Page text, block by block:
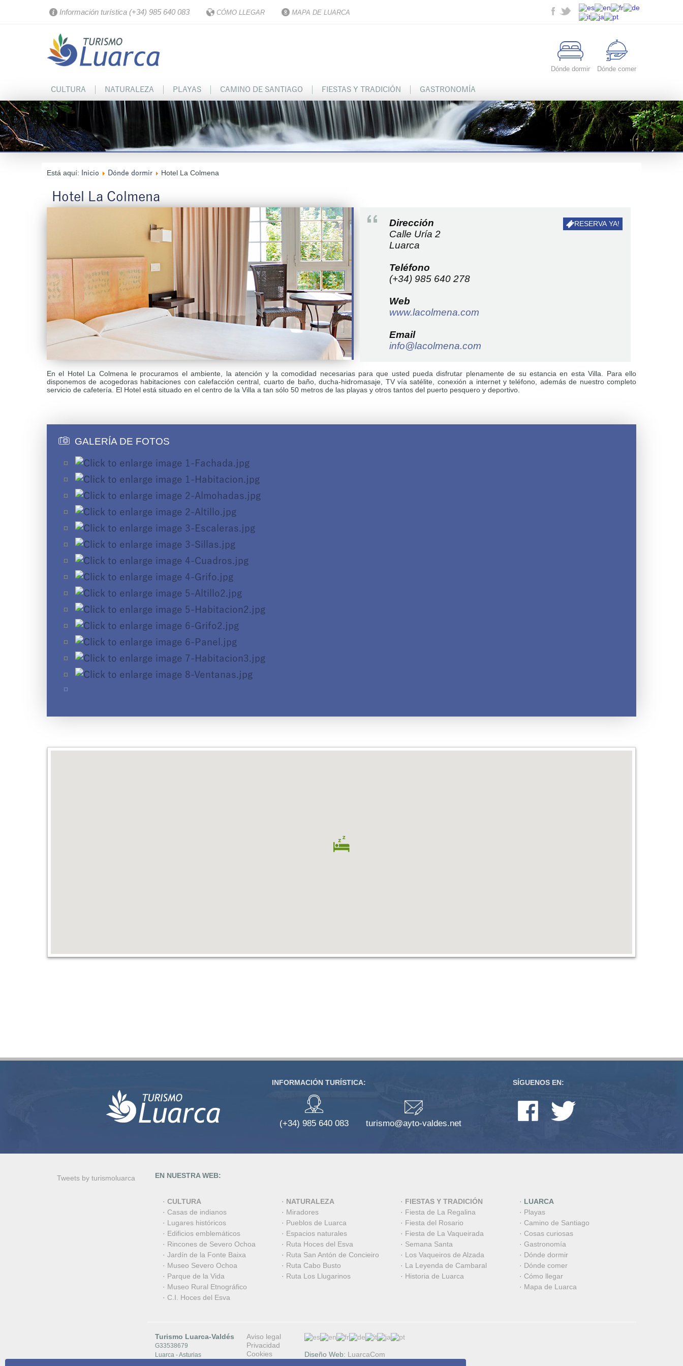
Información turística (+34) 985 640 083 CÓMO LLEGAR MAPA DE LUARCA
Dónde dormir Dónde comer
CULTURA NATURALEZA PLAYAS CAMINO DE SANTIAGO FIESTAS Y TRADICIÓN GASTRONOMÍA
Está aquí: Inicio Dónde dormir Hotel La Colmena
Hotel La Colmena
RESERVA YA!
Dirección
Calle Uría 2
Luarca
Teléfono
(+34) 985 640 278
Web
www.lacolmena.com
Email
info@lacolmena.com
En el Hotel La Colmena le procuramos el ambiente, la atención y la comodidad necesarias para que usted pueda disfrutar plenamente de su estancia en esta Villa. Para ello
disponemos de acogedoras habitaciones con calefacción central, cuarto de baño, ducha-hidromasaje, TV vía satélite, conexión a internet y teléfono, además de nuestro completo
servicio de cafetería. El Hotel está situado en el centro de la Villa a tan sólo 50 metros de las playas y otros tantos del puerto pesquero y deportivo.
GALERÍA DE FOTOS
INFORMACIÓN TURÍSTICA:
(+34) 985 640 083 turismo@ayto-valdes.net
SÍGUENOS EN:
Tweets by turismoluarca EN NUESTRA WEB:
· CULTURA
· Casas de indianos
· Lugares históricos
· Edificios emblemáticos
· Rincones de Severo Ochoa
· Jardín de la Fonte Baixa
· Museo Severo Ochoa
· Parque de la Vida
· Museo Rural Etnográfico
· C.I. Hoces del Esva
· NATURALEZA
· Miradores
· Pueblos de Luarca
· Espacios naturales
· Ruta Hoces del Esva
· Ruta San Antón de Concieiro
· Ruta Cabo Busto
· Ruta Los Llugarinos
· FIESTAS Y TRADICIÓN
· Fiesta de La Regalina
· Fiesta del Rosario
· Fiesta de La Vaqueirada
· Semana Santa
· Los Vaqueiros de Alzada
· La Leyenda de Cambaral
· Historia de Luarca
· LUARCA
· Playas
· Camino de Santiago
· Cosas curiosas
· Gastronomía
· Dónde dormir
· Dónde comer
· Cómo llegar
· Mapa de Luarca
Turismo Luarca-Valdés
G33538679
Luarca - Asturias
Aviso legal
Privacidad
Cookies
Diseño Web: LuarcaCom